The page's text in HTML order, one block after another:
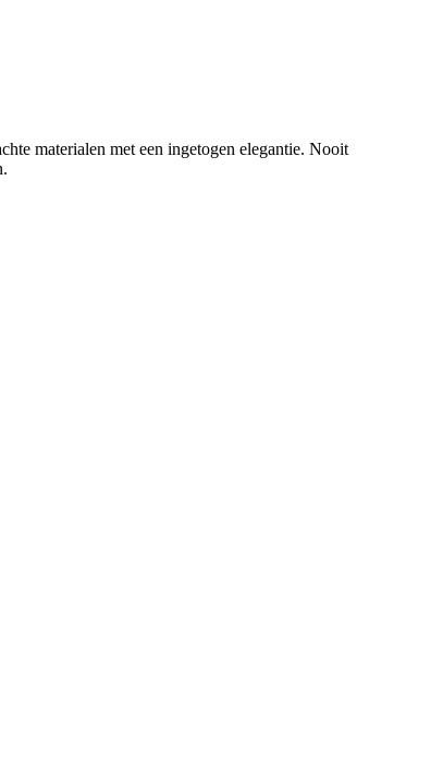
materialen met een ingetogen elegantie. Nooit